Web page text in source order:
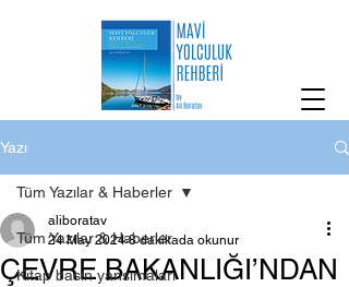
Yazı
Tüm Yazılar & Haberler
Kitap basın yansımaları
Tüm Yazılar & Haberler
ÇEVRE BAKANLIĞI’NDAN
aliboratav
24 May 2024 8 dakikada okunur